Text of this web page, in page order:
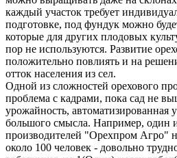
каждый участок требует
подготовке, под фундук можно
которые для других плодовых
пор не используются. Развитие
положительно повлиять и на
отток населения из сел.
Одной из сложностей орехового
проблема с кадрами, пока сад не
урожайность, автоматизированная
большого смысла. Например, один
производителей "Орехпром Агро"
около 100 человек - довольно